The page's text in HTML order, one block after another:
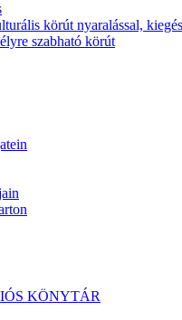
körút nyaralással,
szabható körút
KÖNYTÁR